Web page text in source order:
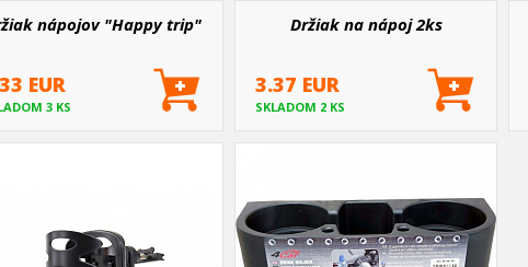
nápojov "Happy trip"
EUR
3 KS
Držiak na nápoj 2ks
3.37 EUR
SKLADOM 2 KS